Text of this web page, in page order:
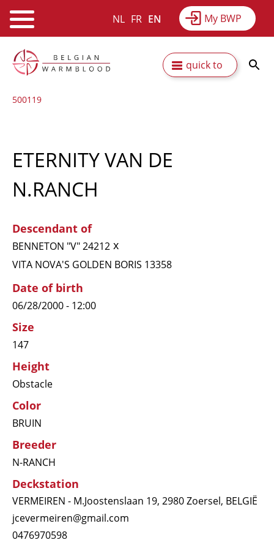
Skip
content
My BWP
NL FR EN
Secundaire
navigatie
Webshop News
quick to
ETERNITY VAN DE
N.RANCH
Descendant of
BENNETON "V" 24212 x
VITA NOVA'S GOLDEN BORIS 13358
Date of birth
06/28/2000 - 12:00
Size
147
Height
Obstacle
Color
BRUIN
Breeder
N-RANCH
Deckstation
VERMEIREN - M.Joostenslaan 19, 2980 Zoersel, BELGIË
jcevermeiren@gmail.com
0476970598
500119